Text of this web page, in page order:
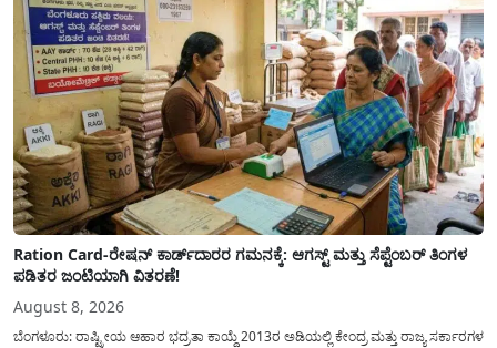
Ration Card-ರೇಷನ್ ಕಾರ್ಡ್‍ದಾರರ ಗಮನಕ್ಕೆ: ಆಗಸ್ಟ್ ಮತ್ತು ಸೆಪ್ಟೆಂಬರ್ ತಿಂಗಳ
ಪಡಿತರ ಜಂಟಿಯಾಗಿ ವಿತರಣೆ!
August 8, 2026
ಬೆಂಗಳೂರು: ರಾಷ್ಟ್ರೀಯ ಆಹಾರ ಭದ್ರತಾ ಕಾಯ್ದೆ 2013ರ ಅಡಿಯಲ್ಲಿ ಕೇಂದ್ರ ಮತ್ತು ರಾಜ್ಯ ಸರ್ಕಾರಗಳ